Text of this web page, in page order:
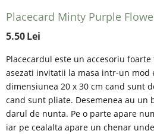
Placecard Minty Purple
5.50Lei
Placecardul este un accesoriu
asezati invitatii la masa intr-un mod
dimensiunea 20 x 30 cm cand sunt
cand sunt pliate. Desemenea au
darul de nunta. Pe o parte apare
iar pe cealalta apare un chenar